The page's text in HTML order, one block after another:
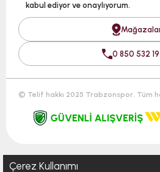
kabul ediyor ve onaylıyorum.
0 850 532
© Telif hakkı 2025 Trabzonspor. Tüm
Çerez Kullanımı